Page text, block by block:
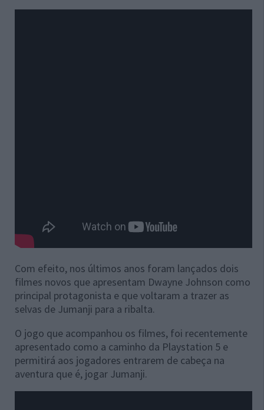
Com efeito, nos últimos anos foram lançados dois
filmes novos que apresentam Dwayne Johnson como
principal protagonista e que voltaram a trazer as
selvas de Jumanji para a ribalta.
O jogo que acompanhou os filmes, foi recentemente
apresentado como a caminho da Playstation 5 e
permitirá aos jogadores entrarem de cabeça na
aventura que é, jogar Jumanji.